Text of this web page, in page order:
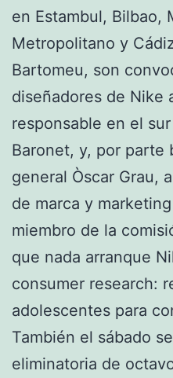
en Estambul, Bilbao,
Metropolitano y
Bartomeu, son
diseñadores de Nike
responsable en el
Baronet, y, por parte
general Òscar Grau,
de marca y
miembro de la
que nada arranque
consumer research:
adolescentes para
También el sábado
eliminatoria de